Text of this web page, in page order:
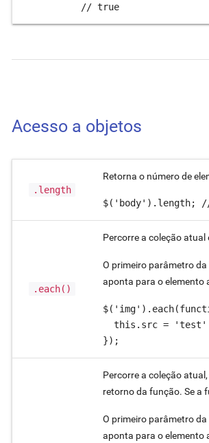
// true
Acesso a objetos
.length
Retorna o número de
$('body').length;
.each()
Percorre a coleção
O primeiro parâmetro
aponta para o elemento
this.src = 'test'
});
Percorre a coleção
retorno da função. Se a
O primeiro parâmetro
aponta para o elemento